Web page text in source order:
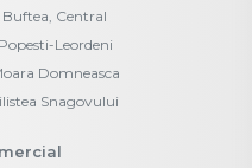
Central
Leordeni
Domneasca
Snagovului